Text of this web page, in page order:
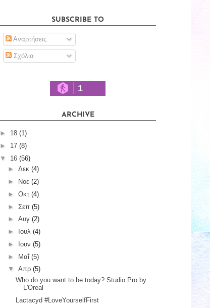
SUBSCRIBE TO
Αναρτήσεις
Σχόλια
1
ARCHIVE
► 18 (1)
► 17 (8)
▼ 16 (56)
► Δεκ (4)
►
Νοε (2)
► Οκτ (4)
► Σεπ (5)
► Αυγ (2)
►
Ιουλ (4)
►
Ιουν (5)
► Μαΐ (5)
▼ Απρ (5)
Who do you want to be today? Studio Pro by
L'Oreal
Lactacyd #‎LoveYourselfFirst‬